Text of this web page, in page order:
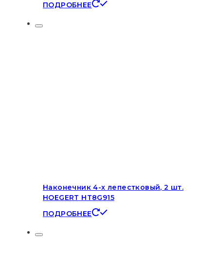
ПОДРОБНЕЕ
Наконечник 4-х лепестковый, 2 шт.
HOEGERT HT8G915
ПОДРОБНЕЕ